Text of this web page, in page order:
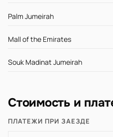
Palm Jumeirah
Mall of the Emirates
Souk Madinat Jumeirah
Стоимость и
ПЛАТЕЖИ ПРИ ЗАЕЗДЕ